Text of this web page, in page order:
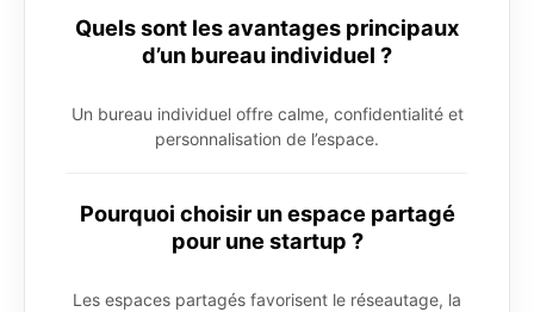
Quels sont les avantages principaux
d’un bureau individuel ?
Un bureau individuel offre calme, confidentialité et
personnalisation de l’espace.
Pourquoi choisir un espace partagé
pour une startup ?
Les espaces partagés favorisent le réseautage, la